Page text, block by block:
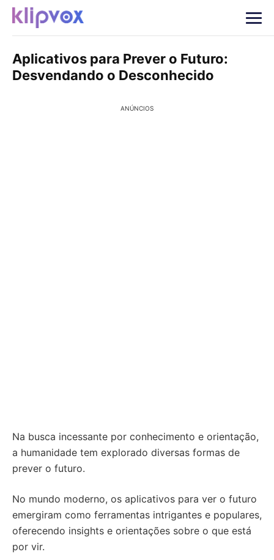
Aplicativos para Prever o Futuro:
Desvendando o Desconhecido
ANÚNCIOS
Na busca incessante por conhecimento e orientação,
a humanidade tem explorado diversas formas de
prever o futuro.
No mundo moderno, os aplicativos para ver o futuro
emergiram como ferramentas intrigantes e populares,
oferecendo insights e orientações sobre o que está
por vir.